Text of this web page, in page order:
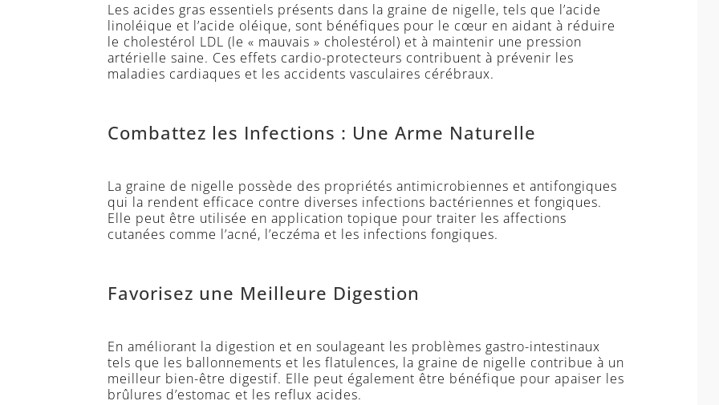
Les acides gras essentiels présents dans la graine de nigelle, tels que l’acide
linoléique et l’acide oléique, sont bénéfiques pour le cœur en aidant à réduire
le cholestérol LDL (le « mauvais » cholestérol) et à maintenir une pression
artérielle saine. Ces effets cardio-protecteurs contribuent à prévenir les
maladies cardiaques et les accidents vasculaires cérébraux.
Combattez les Infections : Une Arme Naturelle
La graine de nigelle possède des propriétés antimicrobiennes et antifongiques
qui la rendent efficace contre diverses infections bactériennes et fongiques.
Elle peut être utilisée en application topique pour traiter les affections
cutanées comme l’acné, l’eczéma et les infections fongiques.
Favorisez une Meilleure Digestion
En améliorant la digestion et en soulageant les problèmes gastro-intestinaux
tels que les ballonnements et les flatulences, la graine de nigelle contribue à un
meilleur bien-être digestif. Elle peut également être bénéfique pour apaiser les
brûlures d’estomac et les reflux acides.